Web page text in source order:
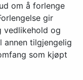
om å forlenge
gir
vedlikehold og
tilgjengelig
som kjøpt